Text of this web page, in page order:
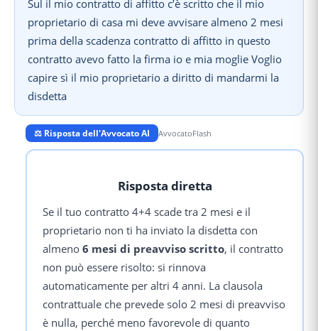
Sul il mio contratto di affitto c’è scritto che il mio
proprietario di casa mi deve avvisare almeno 2 mesi
prima della scadenza contratto di affitto in questo
contratto avevo fatto la firma io e mia moglie Voglio
capire sì il mio proprietario a diritto di mandarmi la
disdetta
⚖️ Risposta dell'Avvocato AI AvvocatoFlash
Risposta diretta
Se il tuo contratto 4+4 scade tra 2 mesi e il
proprietario non ti ha inviato la disdetta con
almeno 6 mesi di preavviso scritto, il contratto
non può essere risolto: si rinnova
automaticamente per altri 4 anni. La clausola
contrattuale che prevede solo 2 mesi di preavviso
è nulla, perché meno favorevole di quanto